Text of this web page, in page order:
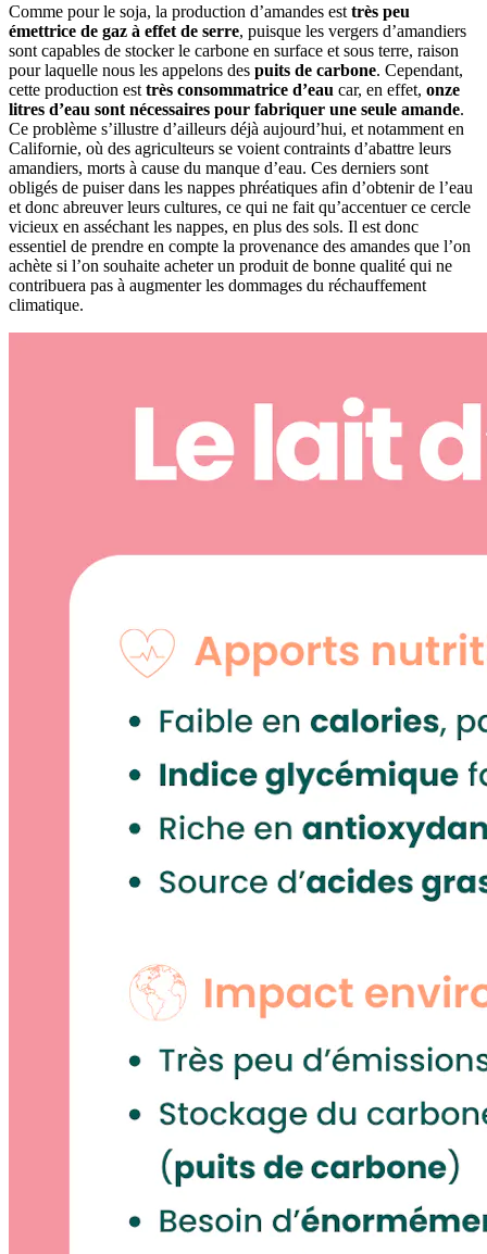
Comme pour le soja, la production d’amandes est très peu
émettrice de gaz à effet de serre, puisque les vergers d’amandiers
sont capables de stocker le carbone en surface et sous terre, raison
pour laquelle nous les appelons des puits de carbone. Cependant,
cette production est très consommatrice d’eau car, en effet, onze
litres d’eau sont nécessaires pour fabriquer une seule amande.
Ce problème s’illustre d’ailleurs déjà aujourd’hui, et notamment en
Californie, où des agriculteurs se voient contraints d’abattre leurs
amandiers, morts à cause du manque d’eau. Ces derniers sont
obligés de puiser dans les nappes phréatiques afin d’obtenir de l’eau
et donc abreuver leurs cultures, ce qui ne fait qu’accentuer ce cercle
vicieux en asséchant les nappes, en plus des sols. Il est donc
essentiel de prendre en compte la provenance des amandes que l’on
achète si l’on souhaite acheter un produit de bonne qualité qui ne
contribuera pas à augmenter les dommages du réchauffement
climatique.